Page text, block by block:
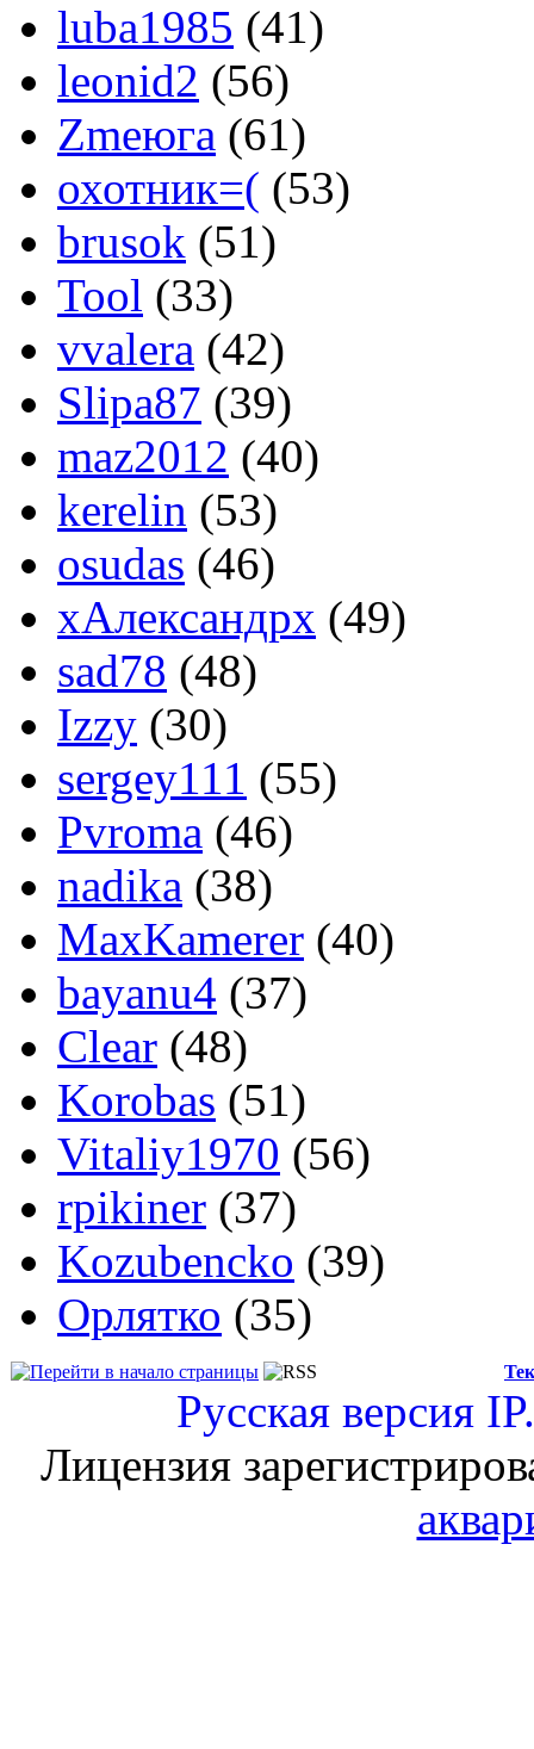
luba1985 (41)
leonid2 (56)
Zmeюга (61)
охотник=( (53)
brusok (51)
Tool (33)
vvalera (42)
Slipa87 (39)
maz2012 (40)
kerelin (53)
osudas (46)
хАлександрх (49)
sad78 (48)
Izzy (30)
sergey111 (55)
Pvroma (46)
nadika (38)
MaxKamerer (40)
bayanu4 (37)
Clear (48)
Korobas (51)
Vitaliy1970 (56)
rpikiner (37)
Kozubencko (39)
Орлятко (35)
Русская версия
Лицензия